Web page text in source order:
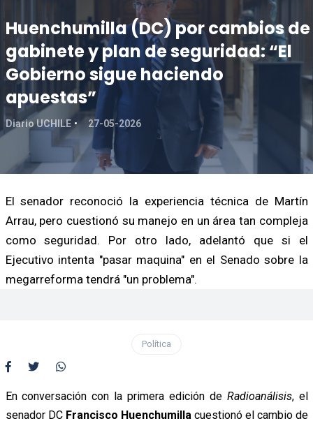
Huenchumilla (DC) por cambios de
gabinete y plan de seguridad: “El
Gobierno sigue haciendo
apuestas”
Diario UCHILE 27-05-2026
El senador reconoció la experiencia técnica de Martín
Arrau, pero cuestionó su manejo en un área tan compleja
como seguridad. Por otro lado, adelantó que si el
Ejecutivo intenta "pasar maquina" en el Senado sobre la
megarreforma tendrá "un problema".
Política
En conversación con la primera edición de Radioanálisis, el
senador DC Francisco Huenchumilla cuestionó el cambio de